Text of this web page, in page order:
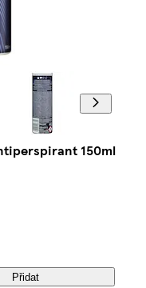
150ml
Přidat